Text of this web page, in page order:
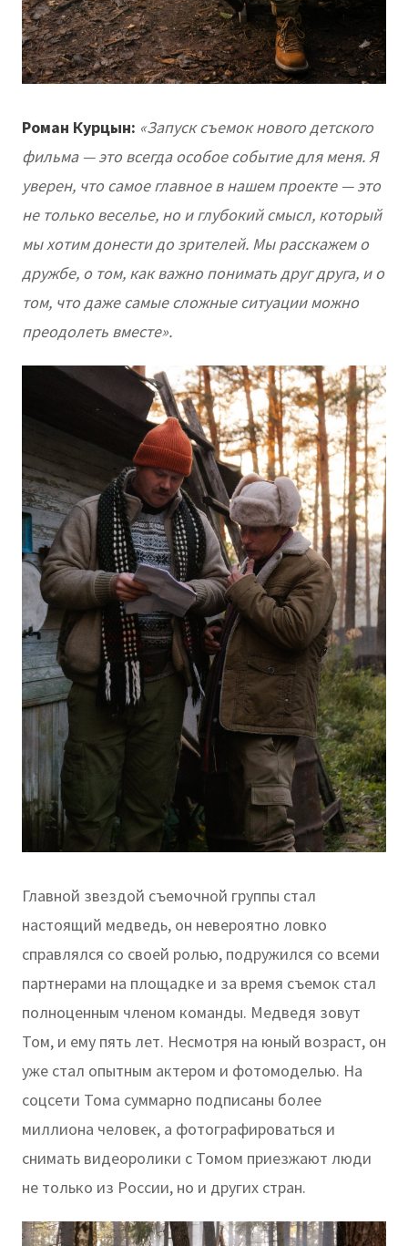
Роман Курцын: «Запуск съемок нового детского
фильма — это всегда особое событие для меня. Я
уверен, что самое главное в нашем проекте — это
не только веселье, но и глубокий смысл, который
мы хотим донести до зрителей. Мы расскажем о
дружбе, о том, как важно понимать друг друга, и о
том, что даже самые сложные ситуации можно
преодолеть вместе».
Главной звездой съемочной группы стал
настоящий медведь, он невероятно ловко
справлялся со своей ролью, подружился со всеми
партнерами на площадке и за время съемок стал
полноценным членом команды. Медведя зовут
Том, и ему пять лет. Несмотря на юный возраст, он
уже стал опытным актером и фотомоделью. На
соцсети Тома суммарно подписаны более
миллиона человек, а фотографироваться и
снимать видеоролики с Томом приезжают люди
не только из России, но и других стран.